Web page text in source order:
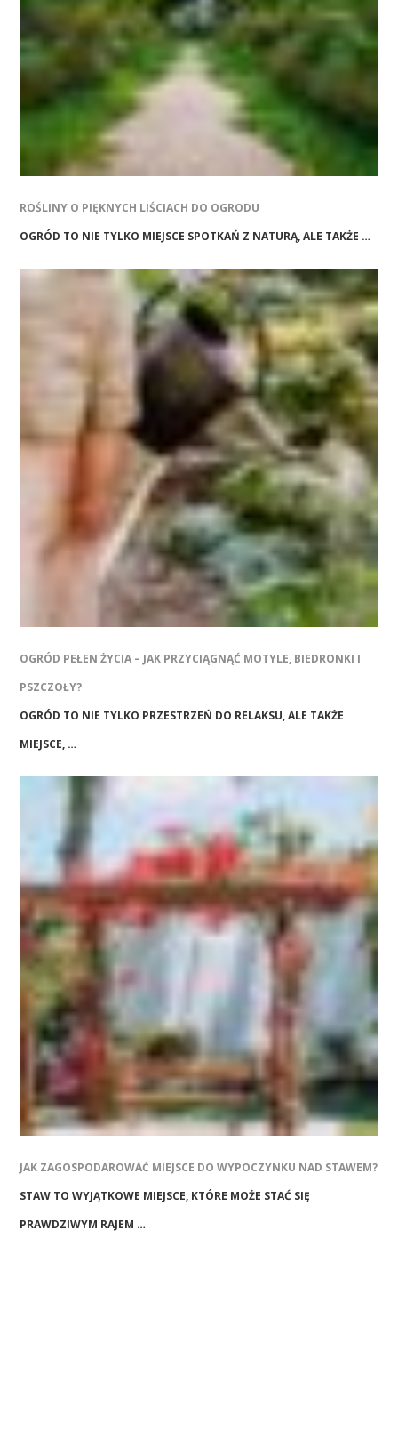
ROŚLINY O PIĘKNYCH LIŚCIACH DO OGRODU
OGRÓD TO NIE TYLKO MIEJSCE SPOTKAŃ Z NATURĄ, ALE TAKŻE …
OGRÓD PEŁEN ŻYCIA – JAK PRZYCIĄGNĄĆ MOTYLE, BIEDRONKI I
PSZCZOŁY?
OGRÓD TO NIE TYLKO PRZESTRZEŃ DO RELAKSU, ALE TAKŻE
MIEJSCE, …
JAK ZAGOSPODAROWAĆ MIEJSCE DO WYPOCZYNKU NAD STAWEM?
STAW TO WYJĄTKOWE MIEJSCE, KTÓRE MOŻE STAĆ SIĘ
PRAWDZIWYM RAJEM …